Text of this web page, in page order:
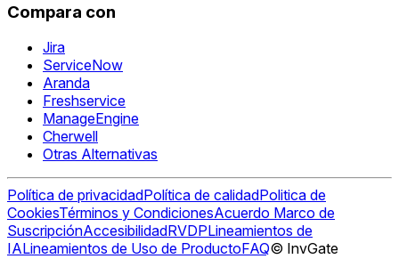
Compara con
Jira
ServiceNow
Aranda
Freshservice
ManageEngine
Cherwell
Otras Alternativas
Política de privacidadPolítica de calidadPolitica de
CookiesTérminos y CondicionesAcuerdo Marco de
SuscripciónAccesibilidadRVDPLineamientos de
IALineamientos de Uso de ProductoFAQ© InvGate